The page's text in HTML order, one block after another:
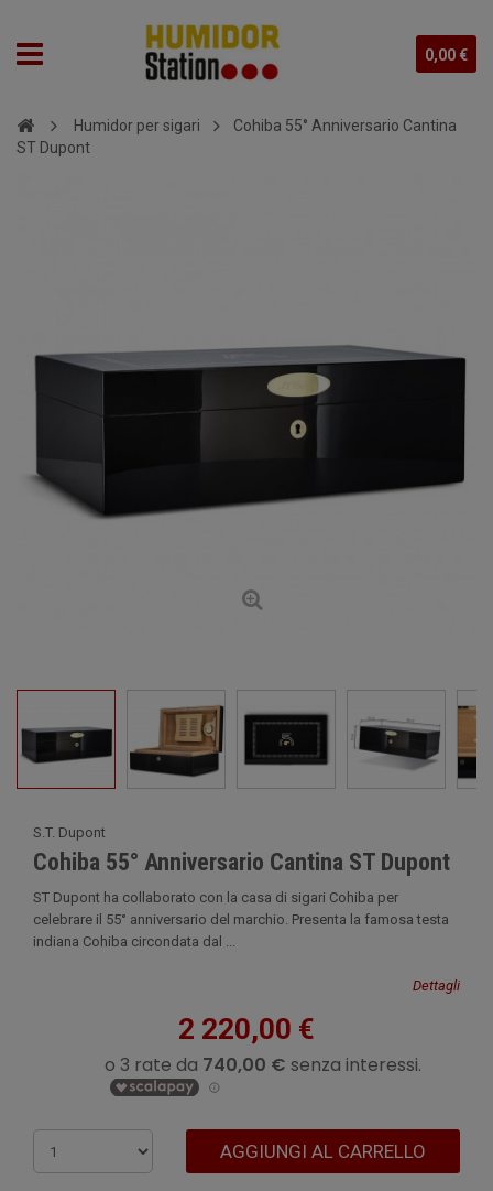
0,00 €
Humidor per sigari
Cohiba 55° Anniversario Cantina
ST Dupont
S.T. Dupont
Cohiba 55° Anniversario Cantina ST Dupont
ST Dupont ha collaborato con la casa di sigari Cohiba per
celebrare il 55° anniversario del marchio. Presenta la famosa testa
indiana Cohiba circondata dal ...
Dettagli
2 220,00 €
AGGIUNGI AL CARRELLO